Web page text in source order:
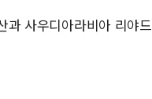
사우디아라비아 리야